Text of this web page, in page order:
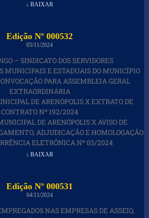
↓ BAIXAR
Edição Nº 000532
05/11/2024
– SINDICATO DOS SERVIDORES
MUNICIPAIS E ESTADUAIS DO MUNICÍPIO
PARA ASSEMBLEIA GERAL
EXTRAORDINÁRIA
DE ARENÓPOLIS X EXTRATO DE
CONTRATO Nº 192/2024
DE ARENÓPOLIS X AVISO DE
ADJUDICAÇÃO E HOMOLOGAÇÃO
ELETRÔNICA Nº 03/2024
↓ BAIXAR
Edição Nº 000531
04/11/2024
NAS EMPRESAS DE ASSEIO,